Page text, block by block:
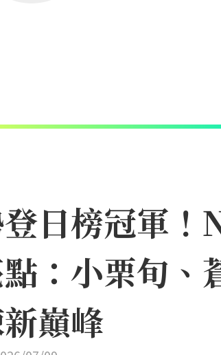
日榜冠軍
：小栗旬、
巔峰